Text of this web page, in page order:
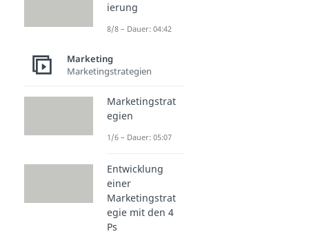
ierung
8/8 – Dauer: 04:42
Marketing
Marketingstrategien
Marketingstrat
egien
1/6 – Dauer: 05:07
Entwicklung
einer
Marketingstrat
egie mit den 4
Ps